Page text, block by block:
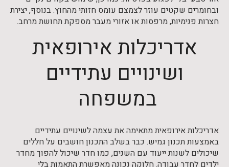
ובחומרים שקטים עוזר לצמצם עומס חזותי מהחוץ. בנוסף, יצירת
חצרות פנימיות, מרפסות או אזורי מעבר מספקת תחושת מרחב.
אדריכלות אירופאית
ושינויים עתידיים
במשפחה
אדריכלות אירופאית מתאימה את עצמה לשינויים עתידיים
באמצעות תכנון גמיש. כבר בשלב התכנון חושבים על חללים
שיכולים לשנות ייעוד עם השנים, כמו חדר שיכול להפוך מחדר
ילדים לחדר עבודה. חלוקה נכונה מאפשרת התאמות בלי